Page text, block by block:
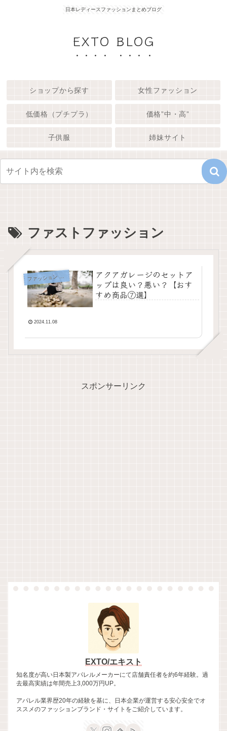
日本レディースファッションまとめブログ
EXTO BLOG
ショップから探す 女性ファッション
低価格（プチプラ） 価格”中・高”
子供服 姉妹サイト
ファストファッション
フ
ァッション ブログ
アクアガレージのセットア
ップは良い？悪い？【おす
すめ商品⑦選】
2024.11.08
スポンサーリンク
EXTO/エキスト
知名度が高い日本製アパレルメーカーにて店舗責任者を約6年経験。過
去最高実績は年間売上3,000万円UP。
アパレル業界歴20年の経験を基に、日本企業が運営する安心安全でオ
ススメのファッションブランド・サイトをご紹介しています。